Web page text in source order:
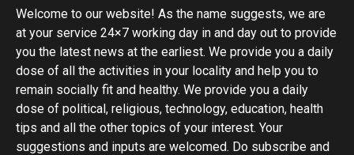
Welcome to our website! As the name suggests, we are
at your service 24×7 working day in and day out to provide
you the latest news at the earliest. We provide you a daily
dose of all the activities in your locality and help you to
remain socially fit and healthy. We provide you a daily
dose of political, religious, technology, education, health
tips and all the other topics of your interest. Your
suggestions and inputs are welcomed. Do subscribe and